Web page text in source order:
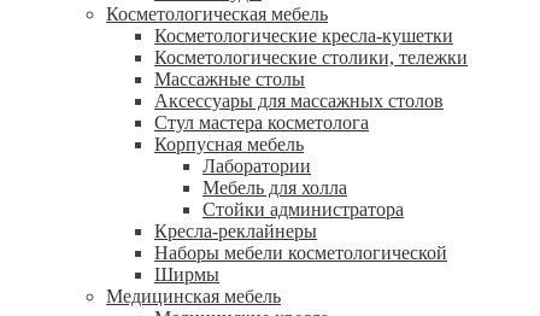
Косметологическая мебель
Косметологические кресла-кушетки
Косметологические столики, тележки
Массажные столы
Аксессуары для массажных столов
Стул мастера косметолога
Корпусная мебель
Лаборатории
Мебель для холла
Стойки администратора
Кресла-реклайнеры
Наборы мебели косметологической
Ширмы
Медицинская мебель